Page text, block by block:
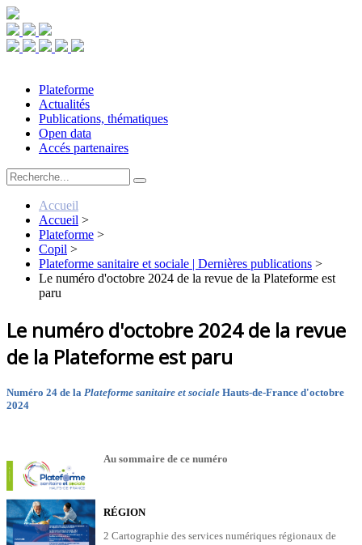
Plateforme
Actualités
Publications, thématiques
Open data
Accés partenaires
Accueil
Accueil >
Plateforme >
Copil >
Plateforme sanitaire et sociale | Dernières publications >
Le numéro d'octobre 2024 de la revue de la Plateforme est
paru
Le numéro d'octobre 2024 de la revue
de la Plateforme est paru
Numéro 24 de la Plateforme sanitaire et sociale Hauts-de-France d'octobre
2024
Au sommaire de ce numéro
RÉGION
2 Cartographie des services numériques régionaux de